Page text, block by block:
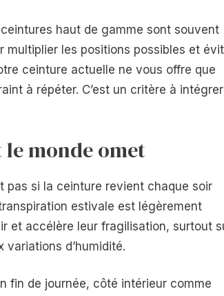
haut de gamme sont souvent
multiplier les positions possibles et
ceinture actuelle ne vous offre que
à répéter. C’est un critère à intégrer
le monde omet
pas si la ceinture revient chaque soir
estivale est légèrement
et accélère leur fragilisation, surtout
d’humidité.
fin de journée, côté intérieur comme